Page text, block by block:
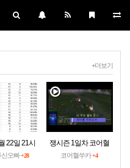
+더보기
22일 21시
[수정본]
신오빠+28
쟁시즌 1일차 코어혈
을 구하소서
코어혈쑤카+4